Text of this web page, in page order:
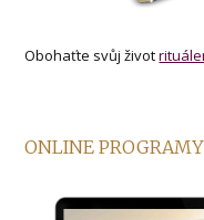
Obohaťte svůj život
ONLINE PROGRAMY